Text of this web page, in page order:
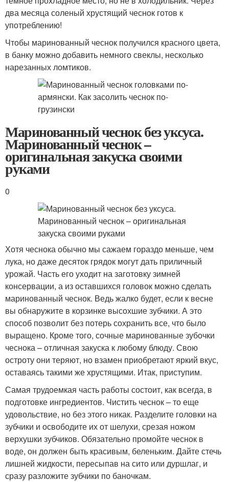
два месяца соленый хрустящий чеснок готов к
употреблению!
Чтобы маринованный чеснок получился красного цвета,
в банку можно добавить немного свеклы, несколько
нарезанных ломтиков.
Маринованный чеснок без уксуса.
Маринованный чеснок –
оригинальная закуска своими
руками
0
Хотя чеснока обычно мы сажаем гораздо меньше, чем
лука, но даже десяток грядок могут дать приличный
урожай. Часть его уходит на заготовку зимней
консервации, а из оставшихся головок можно сделать
маринованный чеснок. Ведь жалко будет, если к весне
вы обнаружите в корзинке высохшие зубчики. А это
способ позволит без потерь сохранить все, что было
выращено. Кроме того, сочные маринованные зубочки
чеснока – отличная закуска к любому блюду. Свою
остроту они теряют, но взамен приобретают яркий вкус,
оставаясь такими же хрустящими. Итак, приступим.
Самая трудоемкая часть работы состоит, как всегда, в
подготовке ингредиентов. Чистить чеснок – то еще
удовольствие, но без этого никак. Разделите головки на
зубчики и освободите их от шелухи, срезая ножом
верхушки зубчиков. Обязательно промойте чеснок в
воде, он должен быть красивым, беленьким. Дайте стечь
лишней жидкости, пересыпав на сито или дуршлаг, и
сразу разложите зубчики по баночкам.